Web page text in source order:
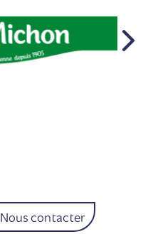
Nous contacter